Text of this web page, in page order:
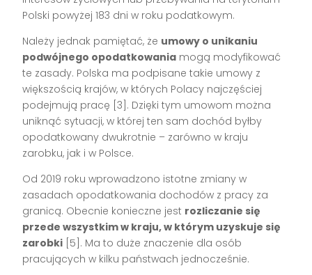
Polski powyżej 183 dni w roku podatkowym.
Należy jednak pamiętać, że umowy o unikaniu
podwójnego opodatkowania mogą modyfikować
te zasady. Polska ma podpisane takie umowy z
większością krajów, w których Polacy najczęściej
podejmują pracę [3]. Dzięki tym umowom można
uniknąć sytuacji, w której ten sam dochód byłby
opodatkowany dwukrotnie – zarówno w kraju
zarobku, jak i w Polsce.
Od 2019 roku wprowadzono istotne zmiany w
zasadach opodatkowania dochodów z pracy za
granicą. Obecnie konieczne jest rozliczanie się
przede wszystkim w kraju, w którym uzyskuje się
zarobki [5]. Ma to duże znaczenie dla osób
pracujących w kilku państwach jednocześnie.